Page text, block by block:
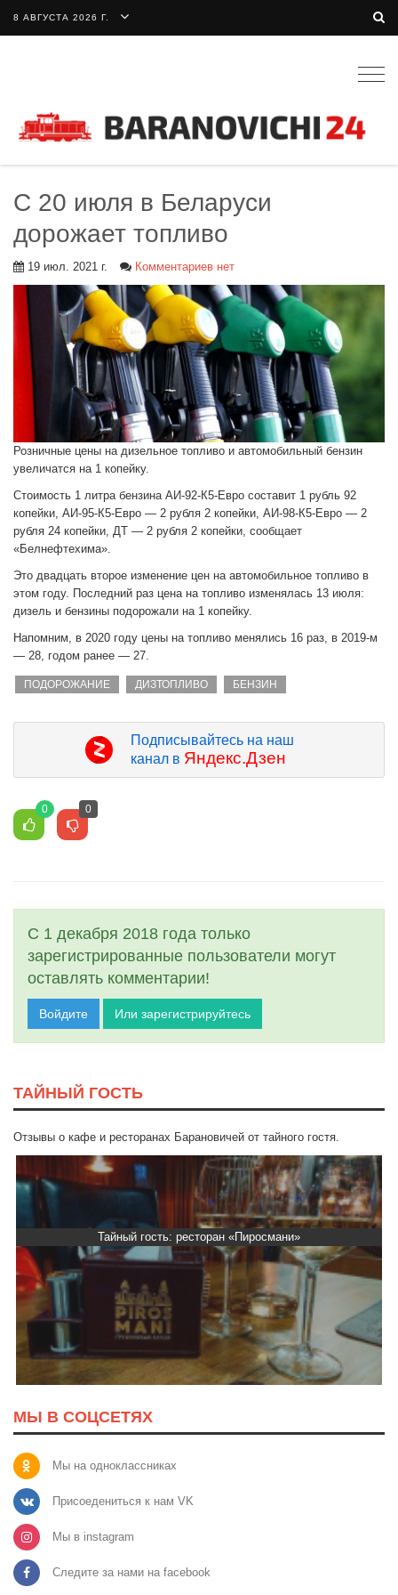
8 АВГУСТА 2026 Г.
С 20 июля в Беларуси
дорожает топливо
19 июл. 2021 г. Комментариев нет
Розничные цены на дизельное топливо и автомобильный бензин
увеличатся на 1 копейку.
Стоимость 1 литра бензина АИ-92-К5-Евро составит 1 рубль 92
копейки, АИ-95-К5-Евро — 2 рубля 2 копейки, АИ-98-К5-Евро — 2
рубля 24 копейки, ДТ — 2 рубля 2 копейки, сообщает
«Белнефтехима».
Это двадцать второе изменение цен на автомобильное топливо в
этом году. Последний раз цена на топливо изменялась 13 июля:
дизель и бензины подорожали на 1 копейку.
Напомним, в 2020 году цены на топливо менялись 16 раз, в 2019-м
— 28, годом ранее — 27.
ПОДОРОЖАНИЕ ДИЗТОПЛИВО БЕНЗИН
Подписывайтесь на наш
канал в Яндекс.Дзен
0 0
С 1 декабря 2018 года только
зарегистрированные пользователи могут
оставлять комментарии!
Войдите Или зарегистрируйтесь
ТАЙНЫЙ ГОСТЬ
Отзывы о кафе и ресторанах Барановичей от тайного гостя.
Тайный гость: ресторан «Пиросмани»
МЫ В СОЦСЕТЯХ
Мы на одноклассниках
Присоедениться к нам VK
Мы в instagram
Следите за нами на facebook